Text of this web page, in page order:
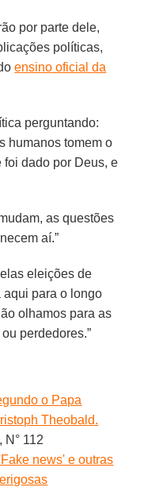
por parte dele,
políticas,
ensino oficial da
perguntando:
humanos tomem o
foi dado por Deus, e
as questões
aí.”
eleições de
aqui para o longo
olhamos para as
perdedores.”
o Papa
Theobald.
112
news' e outras